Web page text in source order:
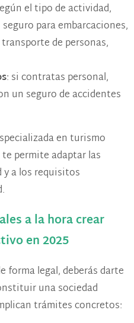
el tipo de actividad,
para embarcaciones,
de personas,
: si contratas personal,
un seguro de accidentes
en turismo
te permite adaptar las
a los requisitos
a la hora crear
en 2025
forma legal, deberás darte
una sociedad
trámites concretos: